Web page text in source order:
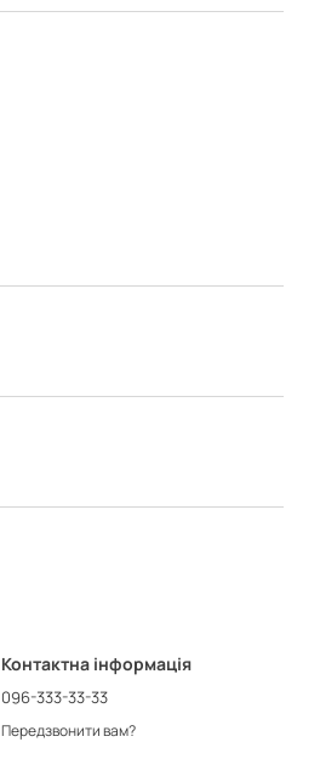
Контактна інформація
096-333-33-33
Передзвонити вам?